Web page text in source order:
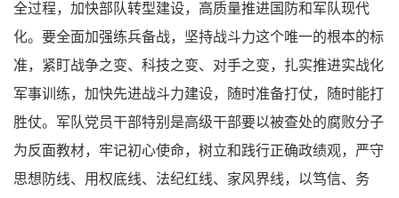
全过程，加快部队转型建设，高质量推进国防和军队现代
化。要全面加强练兵备战，坚持战斗力这个唯一的根本的标
准，紧盯战争之变、科技之变、对手之变，扎实推进实战化
军事训练，加快先进战斗力建设，随时准备打仗，随时能打
胜仗。军队党员干部特别是高级干部要以被查处的腐败分子
为反面教材，牢记初心使命，树立和践行正确政绩观，严守
思想防线、用权底线、法纪红线、家风界线，以笃信、务